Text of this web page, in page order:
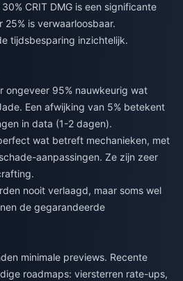
CRIT DMG is een significante
25% is verwaarloosbaar.
tijdsbesparing inzichtelijk.
ongeveer 95% nauwkeurig wat
Een afwijking van 5% betekent
in data (1-2 dagen).
wat betreft mechanieken, met
aanpassingen. Ze zijn zeer
nooit verlaagd, maar soms wel
de gegarandeerde
minimale previews. Recente
roadmaps: viersterren rate-ups,